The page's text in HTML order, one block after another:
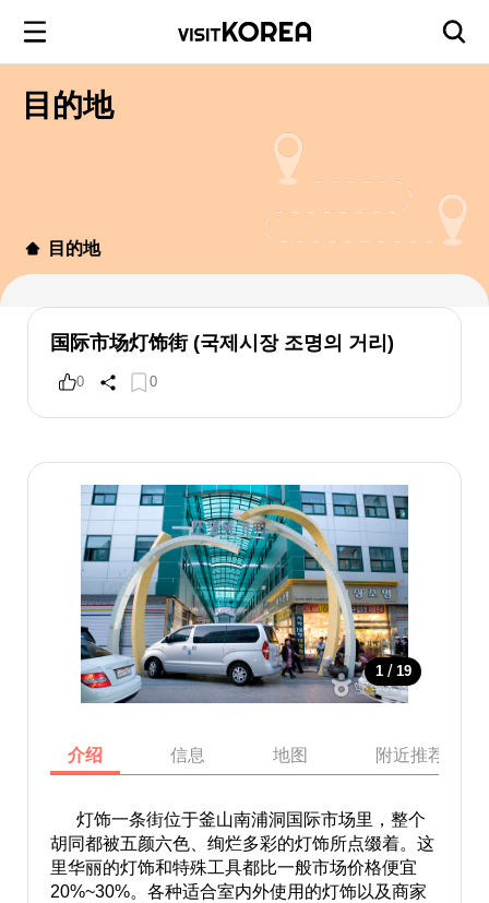
目的地
目的地
国际市场灯饰街 (국제시장 조명의 거리)
0 0
1 / 19
介绍 信息 地图 附近推荐景点
灯饰一条街位于釜山南浦洞国际市场里，整个
胡同都被五颜六色、绚烂多彩的灯饰所点缀着。这
里华丽的灯饰和特殊工具都比一般市场价格便宜
20%~30%。各种适合室内外使用的灯饰以及商家